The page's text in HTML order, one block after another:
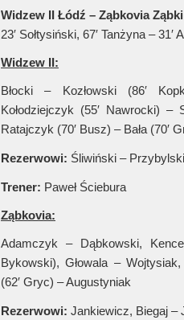
Widzew II Łódź – Ząbkovia
23′ Sołtysiński, 67′ Tanżyna – 31′
Widzew II:
Błocki – Kozłowski (86′
Kołodziejczyk (55′ Nawrocki) –
Ratajczyk (70′ Busz) – Bała (70′
Rezerwowi: Śliwiński –
Trener: Paweł Ściebura
Ząbkovia:
Adamczyk – Dąbkowski,
Bykowski), Głowala –
(62′ Gryc) – Augustyniak
Rezerwowi: Jankiewicz, Biegaj –